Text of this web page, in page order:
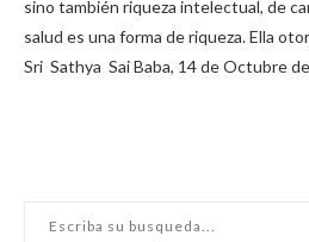
sino también riqueza intelectual, de
salud es una forma de riqueza. Ella
Sri Sathya Sai Baba, 14 de Octubre